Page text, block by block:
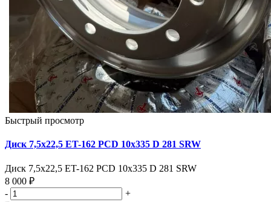
Быстрый просмотр
Диск 7,5х22,5 ET-162 PCD 10x335 D 281 SRW
Диск 7,5х22,5 ET-162 PCD 10x335 D 281 SRW
8 000 ₽
-
+